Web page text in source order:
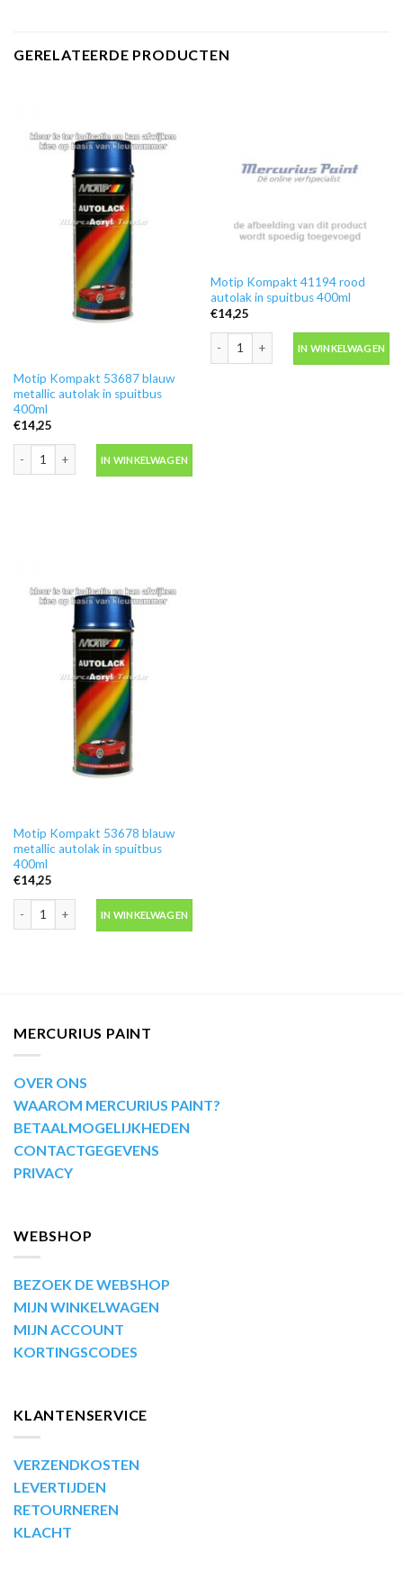
GERELATEERDE PRODUCTEN
Motip Kompakt 53687 blauw
metallic autolak in spuitbus
400ml
€14,25
Motip Kompakt 53687 blauw metallic autolak in spuitbus 400ml aantal
IN WINKELWAGEN
Motip Kompakt 41194 rood
autolak in spuitbus 400ml
€14,25
Motip Kompakt 41194 rood autolak
IN WINKELWAGEN
Motip Kompakt 53678 blauw
metallic autolak in spuitbus
400ml
€14,25
IN WINKELWAGEN
MERCURIUS PAINT
OVER ONS
WAAROM MERCURIUS PAINT?
BETAALMOGELIJKHEDEN
CONTACTGEGEVENS
PRIVACY
WEBSHOP
BEZOEK DE WEBSHOP
MIJN WINKELWAGEN
MIJN ACCOUNT
KORTINGSCODES
KLANTENSERVICE
VERZENDKOSTEN
LEVERTIJDEN
RETOURNEREN
KLACHT